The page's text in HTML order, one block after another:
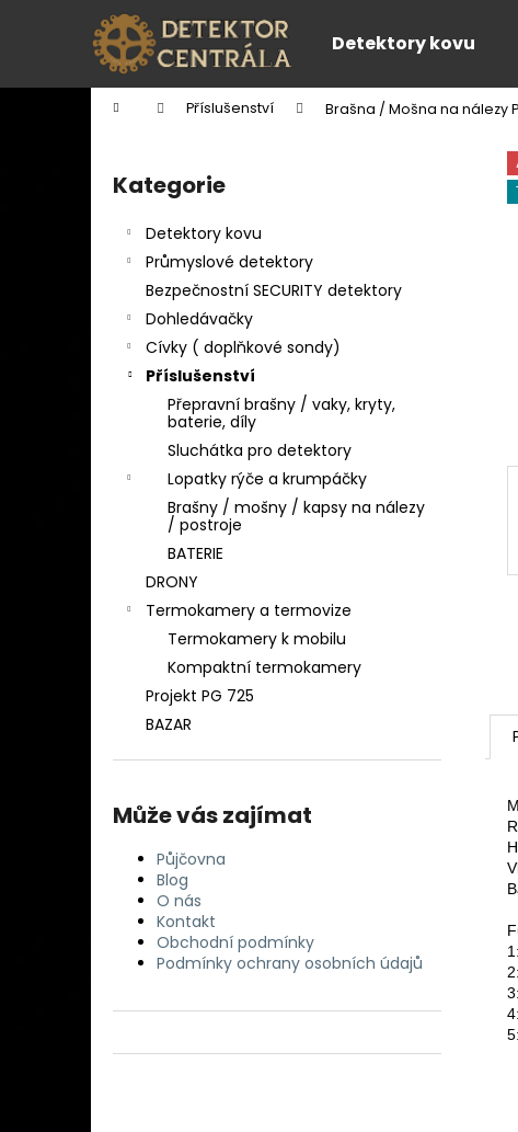
Detektory kovu
Domů Příslušenství Brašna / Mošna na nálezy
Přeskočit
kategorie
Kategorie
Detektory kovu
Průmyslové detektory
Bezpečnostní SECURITY detektory
Dohledávačky
Cívky ( doplňkové sondy)
Příslušenství
Přepravní brašny / vaky, kryty,
baterie, díly
Sluchátka pro detektory
Lopatky rýče a krumpáčky
Brašny / mošny / kapsy na nálezy
/ postroje
BATERIE
DRONY
Termokamery a termovize
Termokamery k mobilu
Kompaktní termokamery
Projekt PG 725
BAZAR
Může vás zajímat
Půjčovna
Blog
O nás
Kontakt
Obchodní podmínky
Podmínky ochrany osobních údajů
í
Zpět
do
Zpět
do
DETEKTOR KOVU MINELAB EQUINOX 900
( DOHLEDÁVAČKA MINELAB PRO-FIND
40 ZDARMA)
29 990 Kč